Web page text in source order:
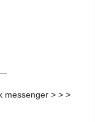
messenger > > >